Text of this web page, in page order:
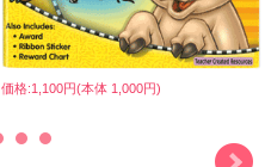
価格:1,100円(本体 1,000円)